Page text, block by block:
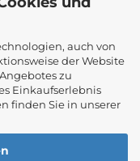
auch von
der Website
zu
Einkaufserlebnis
finden Sie in unserer